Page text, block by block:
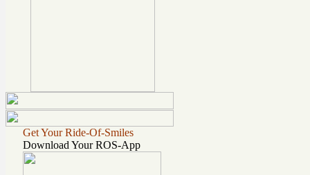
Get Your Ride-Of-Smiles
Download Your ROS-App